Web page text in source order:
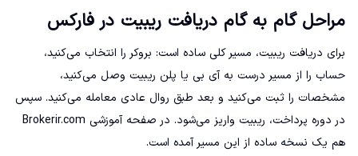
مراحل گام به گام دریافت ریبیت در فارکس
برای دریافت ریبیت، مسیر کلی ساده است: بروکر را انتخاب می‌کنید،
حساب را از مسیر درست به آی بی یا پلن ریبیت وصل می‌کنید،
مشخصات را ثبت می‌کنید و بعد طبق روال عادی معامله می‌کنید. سپس
در دوره پرداخت، ریبیت واریز می‌شود. در صفحه آموزشی Brokerir.com
هم یک نسخه ساده از این مسیر آمده است.